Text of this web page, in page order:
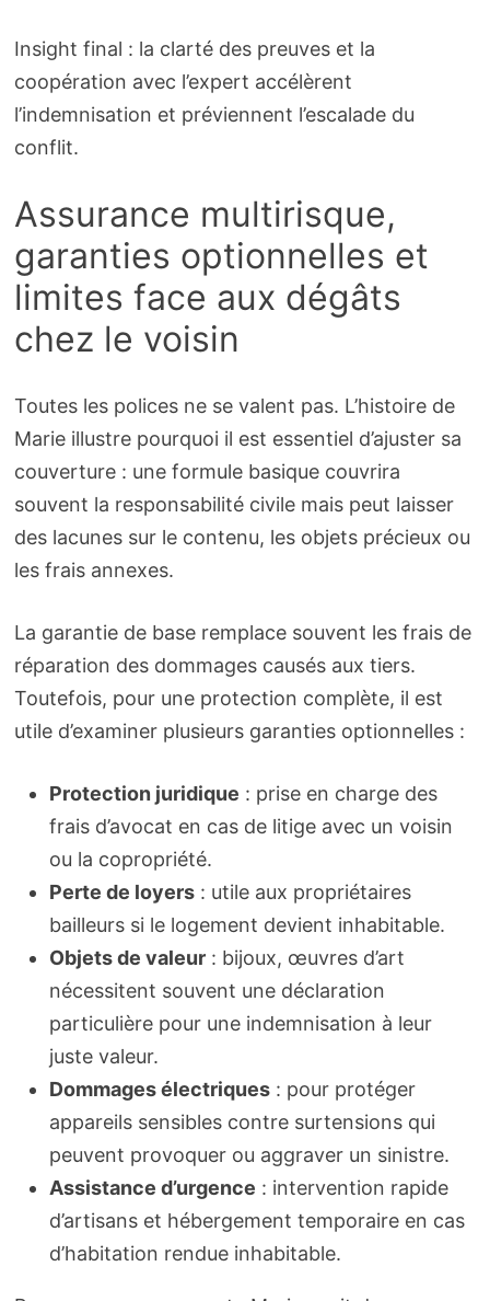
Insight final : la clarté des preuves et la
coopération avec l’expert accélèrent
l’indemnisation et préviennent l’escalade du
conflit.
Assurance multirisque,
garanties optionnelles et
limites face aux dégâts
chez le voisin
Toutes les polices ne se valent pas. L’histoire de
Marie illustre pourquoi il est essentiel d’ajuster sa
couverture : une formule basique couvrira
souvent la responsabilité civile mais peut laisser
des lacunes sur le contenu, les objets précieux ou
les frais annexes.
La garantie de base remplace souvent les frais de
réparation des dommages causés aux tiers.
Toutefois, pour une protection complète, il est
utile d’examiner plusieurs garanties optionnelles :
Protection juridique : prise en charge des
frais d’avocat en cas de litige avec un voisin
ou la copropriété.
Perte de loyers: utile aux propriétaires
bailleurs si le logement devient inhabitable.
Objets de valeur: bijoux, œuvres d’art
nécessitent souvent une déclaration
particulière pour une indemnisation à leur
juste valeur.
Dommages électriques: pour protéger
appareils sensibles contre surtensions qui
peuvent provoquer ou aggraver un sinistre.
Assistance d’urgence : intervention rapide
d’artisans et hébergement temporaire en cas
d’habitation rendue inhabitable.